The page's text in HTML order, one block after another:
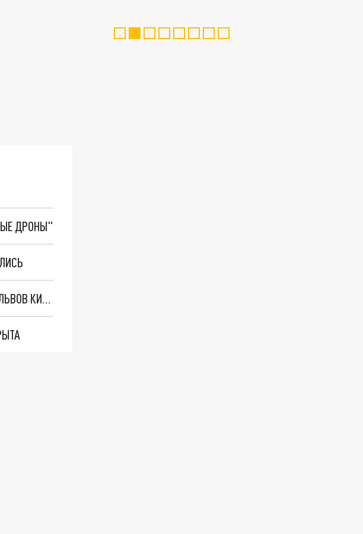
ДРОНЫ"
НОВОЕ МАСШТАБНЕЙШЕЕ НАСТУПЛЕНИЕ. ТРИ УЛЬТИМАТУМА ЗЕЛЕНСКОГО ПУТИНУ. "ЛЬВОВ КИМА" ПОСТАВЯТ НА ПВО? ГЛОБАЛЬНЫЙ ПРОРЫВ ПОД ЗАПОРОЖЬЕМ